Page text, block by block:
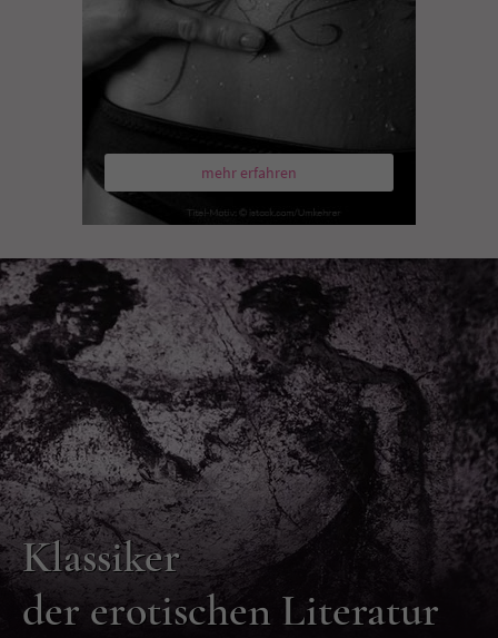
mehr erfahren
Klassiker
der erotischen Literatur